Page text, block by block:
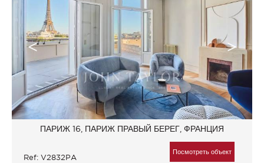
ПАРИЖ 16, ПАРИЖ ПРАВЫЙ БЕРЕГ, ФРАНЦИЯ
Ref: V2832PA
Посмотреть объект